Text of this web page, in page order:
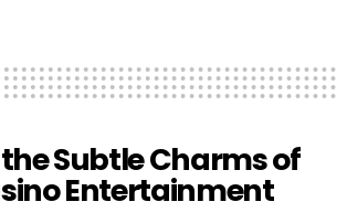
Subtle Charms of
Entertainment